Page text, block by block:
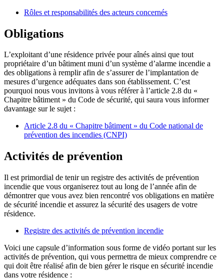
Rôles et responsabilités des acteurs concernés
Obligations
L’exploitant d’une résidence privée pour aînés ainsi que tout
propriétaire d’un bâtiment muni d’un système d’alarme incendie a
des obligations à remplir afin de s’assurer de l’implantation de
mesures d’urgence adéquates dans son établissement. C’est
pourquoi nous vous invitons à vous référer à l’article 2.8 du «
Chapitre bâtiment » du Code de sécurité, qui saura vous informer
davantage sur le sujet :
Article 2.8 du « Chapitre bâtiment » du Code national de
prévention des incendies (CNPI)
Activités de prévention
Il est primordial de tenir un registre des activités de prévention
incendie que vous organiserez tout au long de l’année afin de
démontrer que vous avez bien rencontré vos obligations en matière
de sécurité incendie et assurez la sécurité des usagers de votre
résidence.
Registre des activités de prévention incendie
Voici une capsule d’information sous forme de vidéo portant sur les
activités de prévention, qui vous permettra de mieux comprendre ce
qui doit être réalisé afin de bien gérer le risque en sécurité incendie
dans votre résidence :